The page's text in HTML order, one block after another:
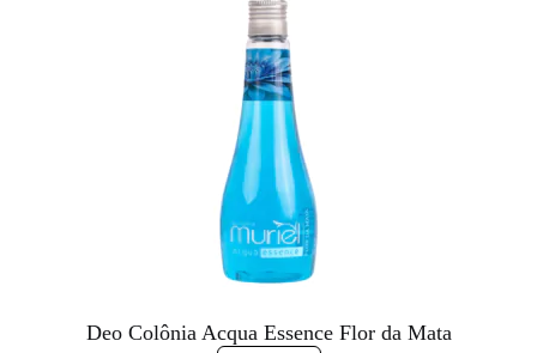
Deo Colônia Acqua Essence Flor da Mata